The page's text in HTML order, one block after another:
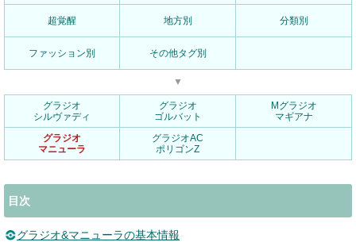
超覚醒 地方別 分類別
ファッション別 その他タグ別
▼
グラジオ
シルヴァディ
グラジオ
ゴルバット
Mグラジオ
マギアナ
グラジオ
マニューラ
グラジオAC
ポリゴンZ
目次
グラジオ&マニューラの基本情報